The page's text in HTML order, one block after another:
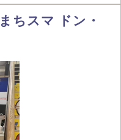
ちスマ ドン・